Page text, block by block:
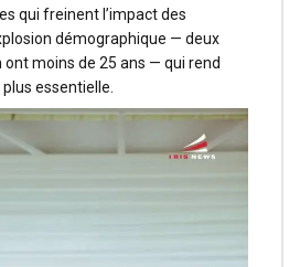
qui freinent l’impact des
démographique — deux
moins de 25 ans — qui rend
essentielle.